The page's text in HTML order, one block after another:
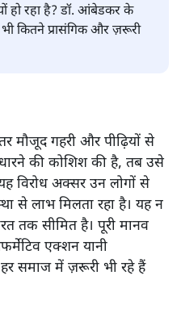
हो रहा है? डॉ. आंबेडकर के
कितने प्रासंगिक और ज़रूरी
मौजूद गहरी और पीढ़ियों से
की कोशिश की है, तब उसे
विरोध अक्सर उन लोगों से
से लाभ मिलता रहा है। यह न
तक सीमित है। पूरी मानव
एक्शन यानी
समाज में ज़रूरी भी रहे हैं